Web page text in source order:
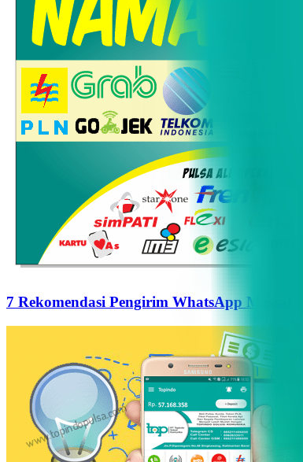
7 Rekomendasi Pengirim WhatsApp Massal